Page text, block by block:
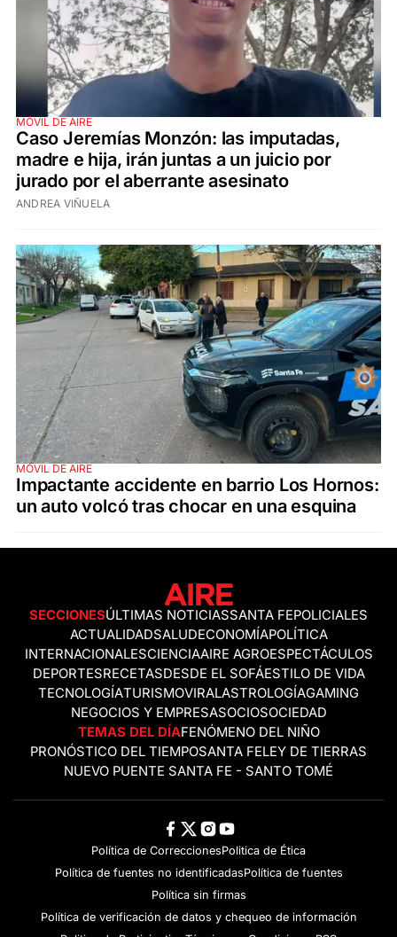
MÓVIL DE AIRE
Caso Jeremías Monzón: las imputadas,
madre e hija, irán juntas a un juicio por
jurado por el aberrante asesinato
ANDREA VIÑUELA
MÓVIL DE AIRE
Impactante accidente en barrio Los Hornos:
un auto volcó tras chocar en una esquina
SECCIONESÚLTIMAS NOTICIASSANTA FEPOLICIALES
ACTUALIDADSALUDECONOMÍAPOLÍTICA
INTERNACIONALESCIENCIAAIRE AGROESPECTÁCULOS
DEPORTESRECETASDESDE EL SOFÁESTILO DE VIDA
TECNOLOGÍATURISMOVIRALASTROLOGÍAGAMING
NEGOCIOS Y EMPRESASOCIOSOCIEDAD
TEMAS DEL DÍAFENÓMENO DEL NIÑO
PRONÓSTICO DEL TIEMPOSANTA FELEY DE TIERRAS
NUEVO PUENTE SANTA FE - SANTO TOMÉ
Política de CorreccionesPolitica de Ética
Política de fuentes no identificadasPolítica de fuentes
Política sin firmas
Política de verificación de datos y chequeo de información